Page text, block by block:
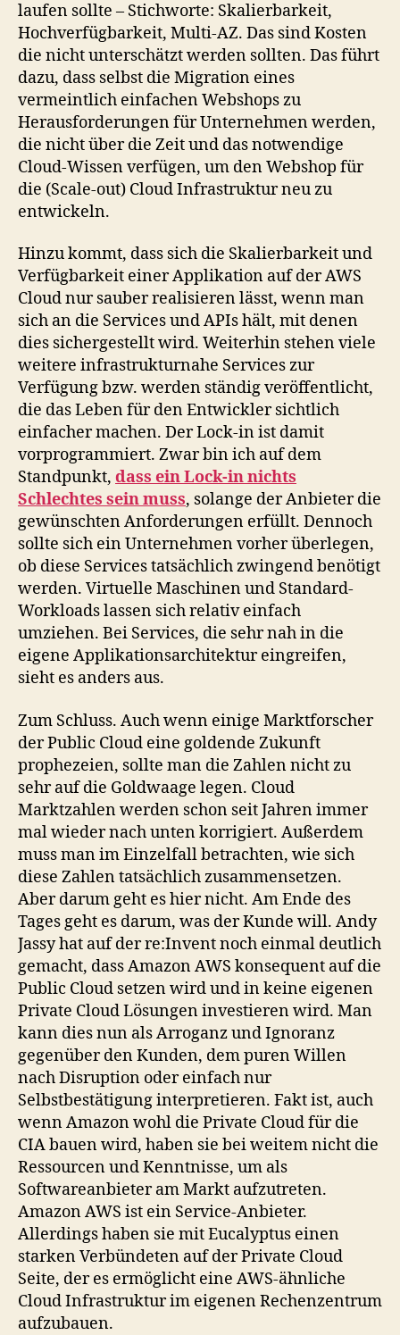
laufen sollte – Stichworte: Skalierbarkeit,
Hochverfügbarkeit, Multi-AZ. Das sind Kosten
die nicht unterschätzt werden sollten. Das führt
dazu, dass selbst die Migration eines
vermeintlich einfachen Webshops zu
Herausforderungen für Unternehmen werden,
die nicht über die Zeit und das notwendige
Cloud-Wissen verfügen, um den Webshop für
die (Scale-out) Cloud Infrastruktur neu zu
entwickeln.
Hinzu kommt, dass sich die Skalierbarkeit und
Verfügbarkeit einer Applikation auf der AWS
Cloud nur sauber realisieren lässt, wenn man
sich an die Services und APIs hält, mit denen
dies sichergestellt wird. Weiterhin stehen viele
weitere infrastrukturnahe Services zur
Verfügung bzw. werden ständig veröffentlicht,
die das Leben für den Entwickler sichtlich
einfacher machen. Der Lock-in ist damit
vorprogrammiert. Zwar bin ich auf dem
Standpunkt, dass ein Lock-in nichts
Schlechtes sein muss, solange der Anbieter die
gewünschten Anforderungen erfüllt. Dennoch
sollte sich ein Unternehmen vorher überlegen,
ob diese Services tatsächlich zwingend benötigt
werden. Virtuelle Maschinen und Standard-
Workloads lassen sich relativ einfach
umziehen. Bei Services, die sehr nah in die
eigene Applikationsarchitektur eingreifen,
sieht es anders aus.
Zum Schluss. Auch wenn einige Marktforscher
der Public Cloud eine goldende Zukunft
prophezeien, sollte man die Zahlen nicht zu
sehr auf die Goldwaage legen. Cloud
Marktzahlen werden schon seit Jahren immer
mal wieder nach unten korrigiert. Außerdem
muss man im Einzelfall betrachten, wie sich
diese Zahlen tatsächlich zusammensetzen.
Aber darum geht es hier nicht. Am Ende des
Tages geht es darum, was der Kunde will. Andy
Jassy hat auf der re:Invent noch einmal deutlich
gemacht, dass Amazon AWS konsequent auf die
Public Cloud setzen wird und in keine eigenen
Private Cloud Lösungen investieren wird. Man
kann dies nun als Arroganz und Ignoranz
gegenüber den Kunden, dem puren Willen
nach Disruption oder einfach nur
Selbstbestätigung interpretieren. Fakt ist, auch
wenn Amazon wohl die Private Cloud für die
CIA bauen wird, haben sie bei weitem nicht die
Ressourcen und Kenntnisse, um als
Softwareanbieter am Markt aufzutreten.
Amazon AWS ist ein Service-Anbieter.
Allerdings haben sie mit Eucalyptus einen
starken Verbündeten auf der Private Cloud
Seite, der es ermöglicht eine AWS-ähnliche
Cloud Infrastruktur im eigenen Rechenzentrum
aufzubauen.